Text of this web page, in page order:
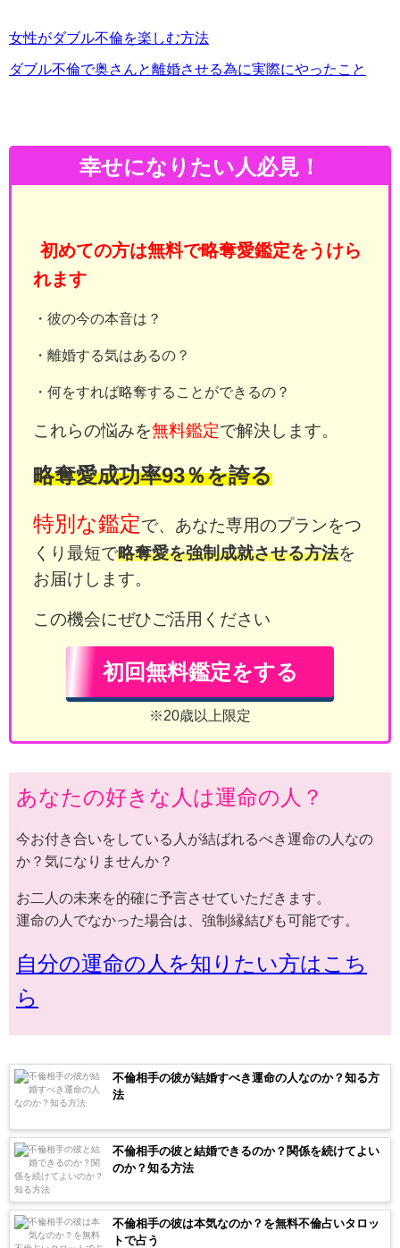
女性がダブル不倫を楽しむ方法
ダブル不倫で奥さんと離婚させる為に実際にやったこと
幸せになりたい人必見！
初めての方は無料で略奪愛鑑定をうけら
れます
・彼の今の本音は？
・離婚する気はあるの？
・何をすれば略奪することができるの？
これらの悩みを無料鑑定で解決します。
略奪愛成功率93％を誇る
特別な鑑定で、あなた専用のプランをつ
くり最短で略奪愛を強制成就させる方法を
お届けします。
この機会にぜひご活用ください
初回無料鑑定をする
※20歳以上限定
あなたの好きな人は運命の人？
今お付き合いをしている人が結ばれるべき運命の人なの
か？気になりませんか？
お二人の未来を的確に予言させていただきます。
運命の人でなかった場合は、強制縁結びも可能です。
自分の運命の人を知りたい方はこち
ら
不倫相手の彼が結婚すべき運命の人なのか？知る方
法
不倫相手の彼と結婚できるのか？関係を続けてよい
のか？知る方法
不倫相手の彼は本気なのか？を無料不倫占いタロッ
トで占う